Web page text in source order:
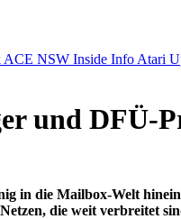
ACE NSW Inside Info Atari
und DFÜ-
in die Mailbox-Welt
die weit verbreitet